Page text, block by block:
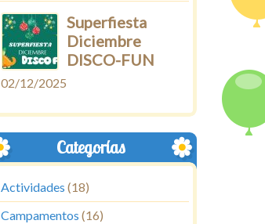
Superfiesta
Diciembre
DISCO-FUN
02/12/2025
Categorías
Actividades (18)
Campamentos (16)